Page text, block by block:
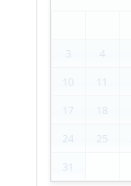
3
4
10
11
17
18
24
25
31